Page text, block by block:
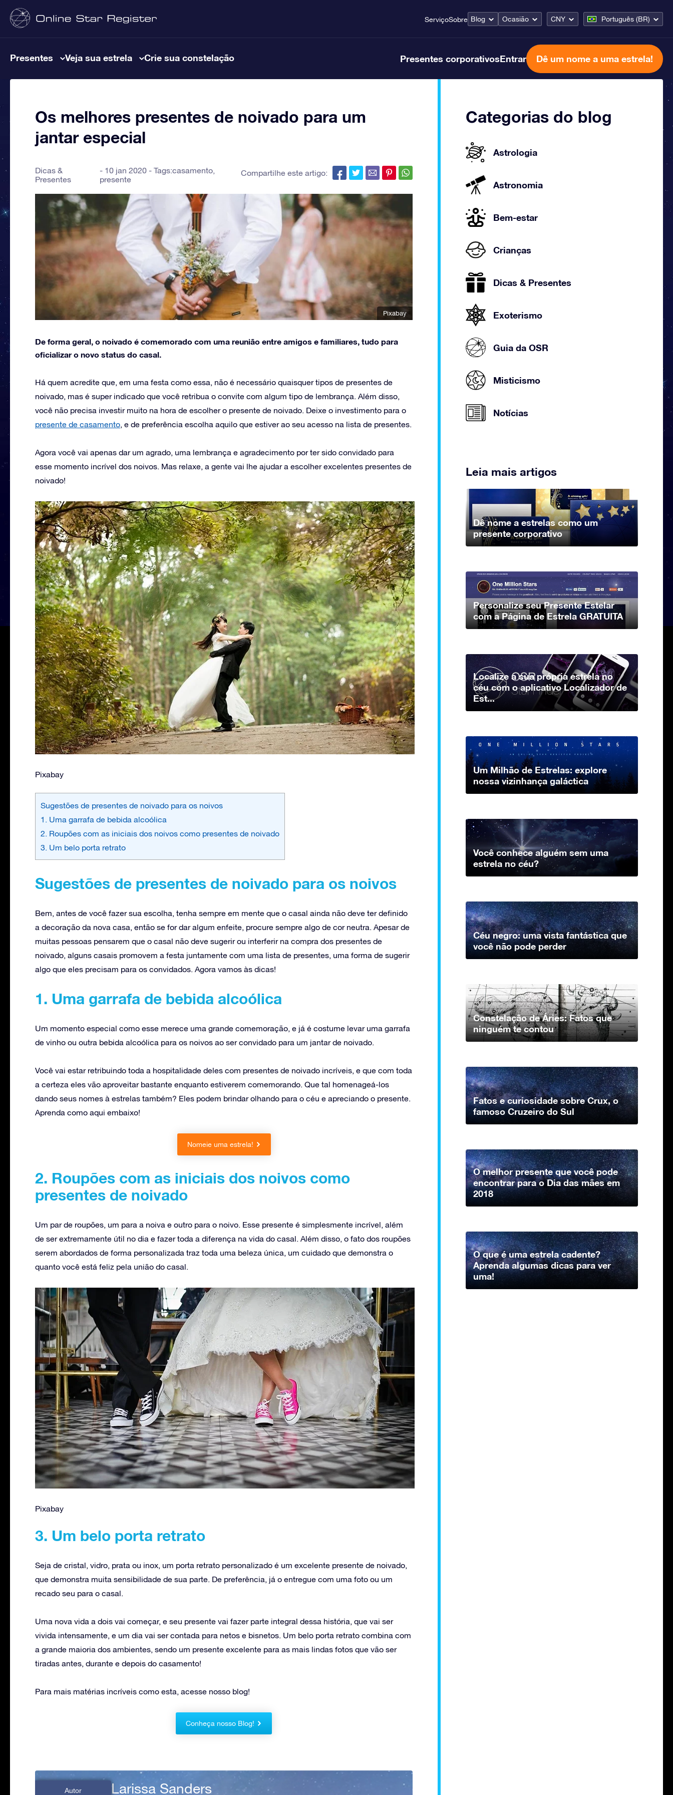
ServiçoSobre Blog Ocasião CNY Português (BR)
Presentes Veja sua estrela Crie sua constelação Presentes corporativosEntrar Dê um nome a uma estrela!
Os melhores presentes de noivado para um
jantar especial
Dicas &
Presentes
10 jan 2020 - Tags:casamento,
presente
Compartilhe este artigo:
Pixabay
De forma geral, o noivado é comemorado com uma reunião entre amigos e familiares, tudo para
oficializar o novo status do casal.
Há quem acredite que, em uma festa como essa, não é necessário quaisquer tipos de presentes de
noivado, mas é super indicado que você retribua o convite com algum tipo de lembrança. Além disso,
você não precisa investir muito na hora de escolher o presente de noivado. Deixe o investimento para o
presente de casamento, e de preferência escolha aquilo que estiver ao seu acesso na lista de presentes.
Agora você vai apenas dar um agrado, uma lembrança e agradecimento por ter sido convidado para
esse momento incrível dos noivos. Mas relaxe, a gente vai lhe ajudar a escolher excelentes presentes de
noivado!
Pixabay
Sugestões de presentes de noivado para os noivos
1. Uma garrafa de bebida alcoólica
2. Roupões com as iniciais dos noivos como presentes de noivado
3. Um belo porta retrato
Sugestões de presentes de noivado para os noivos
Bem, antes de você fazer sua escolha, tenha sempre em mente que o casal ainda não deve ter definido
a decoração da nova casa, então se for dar algum enfeite, procure sempre algo de cor neutra. Apesar de
muitas pessoas pensarem que o casal não deve sugerir ou interferir na compra dos presentes de
noivado, alguns casais promovem a festa juntamente com uma lista de presentes, uma forma de sugerir
algo que eles precisam para os convidados. Agora vamos às dicas!
1. Uma garrafa de bebida alcoólica
Um momento especial como esse merece uma grande comemoração, e já é costume levar uma garrafa
de vinho ou outra bebida alcoólica para os noivos ao ser convidado para um jantar de noivado.
Você vai estar retribuindo toda a hospitalidade deles com presentes de noivado incríveis, e que com toda
a certeza eles vão aproveitar bastante enquanto estiverem comemorando. Que tal homenageá-los
dando seus nomes à estrelas também? Eles podem brindar olhando para o céu e apreciando o presente.
Aprenda como aqui embaixo!
Nomeie uma estrela!
2. Roupões com as iniciais dos noivos como
presentes de noivado
Um par de roupões, um para a noiva e outro para o noivo. Esse presente é simplesmente incrível, além
de ser extremamente útil no dia e fazer toda a diferença na vida do casal. Além disso, o fato dos roupões
serem abordados de forma personalizada traz toda uma beleza única, um cuidado que demonstra o
quanto você está feliz pela união do casal.
Pixabay
3. Um belo porta retrato
Seja de cristal, vidro, prata ou inox, um porta retrato personalizado é um excelente presente de noivado,
que demonstra muita sensibilidade de sua parte. De preferência, já o entregue com uma foto ou um
recado seu para o casal.
Uma nova vida a dois vai começar, e seu presente vai fazer parte integral dessa história, que vai ser
vivida intensamente, e um dia vai ser contada para netos e bisnetos. Um belo porta retrato combina com
a grande maioria dos ambientes, sendo um presente excelente para as mais lindas fotos que vão ser
tiradas antes, durante e depois do casamento!
Para mais matérias incríveis como esta, acesse nosso blog!
Conheça nosso Blog!
Autor Larissa Sanders
Categorias do blog
Astrologia
Astronomia
Bem-estar
Crianças
Dicas & Presentes
Exoterismo
Guia da OSR
Misticismo
Notícias
Leia mais artigos
Dê nome a estrelas como um
presente corporativo
Personalize seu Presente Estelar
com a Página de Estrela GRATUITA
Localize a sua própria estrela no
céu com o aplicativo Localizador de
Est...
Um Milhão de Estrelas: explore
nossa vizinhança galáctica
Você conhece alguém sem uma
estrela no céu?
Céu negro: uma vista fantástica que
você não pode perder
Constelação de Áries: Fatos que
ninguém te contou
Fatos e curiosidade sobre Crux, o
famoso Cruzeiro do Sul
O melhor presente que você pode
encontrar para o Dia das mães em
2018
O que é uma estrela cadente?
Aprenda algumas dicas para ver
uma!